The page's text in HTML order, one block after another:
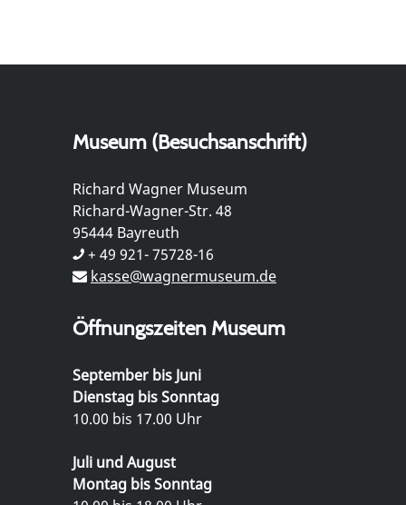
Museum (Besuchsanschrift)
Richard Wagner Museum
Richard-Wagner-Str. 48
95444 Bayreuth
+ 49 921- 75728-16
kasse@wagnermuseum.de
Öffnungszeiten Museum
September bis Juni
Dienstag bis Sonntag
10.00 bis 17.00 Uhr
Juli und August
Montag bis Sonntag